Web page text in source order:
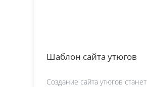
Шаблон сайта утюгов
Создание сайта утюгов станет